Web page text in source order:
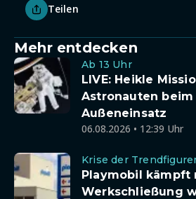
Teilen
Mehr entdecken
Ab 13 Uhr
LIVE: Heikle
Astronauten beim
Außeneinsatz
06.08.2026 • 12:39 Uhr
Krise der
Playmobil kämpft
Werkschließung